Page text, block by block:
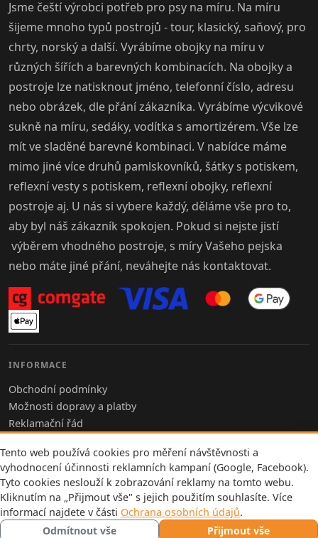
Tento web používá cookies pro měření návštěvnosti a
vyhodnocení účinnosti reklamních kampaní (Google, Facebook).
Tyto cookies neslouží k zobrazování reklamy na tomto webu.
Kliknutím na „Přijmout vše" s jejich použitím souhlasíte. Více
informací najdete v části Ochrana osobních údajů.
Odmítnout vše
Přijmout vše
Jsme čeští výrobci potřeb pro psy na míru. Na míru
šijeme mnoho typů postrojů - tour, klasický, saňový, pro
chrty, norský a další. Vyrábíme obojky na míru v
různých šířích a barevných kombinacích. Na obojky a
postroje lze natisknout jméno, telefonní číslo, adresu
nebo obrázek, dle přání zákazníka. Vyrábíme výcvikové
sukně na míru, sedáky, vodítka s amortizérem. Vše lze
mít ve sladěné barevné kombinaci. V nabídce máme
mimo jiné více druhů pamlskovníků, šátky s potiskem,
reflexní vesty s potiskem, reflexní obojky, reflexní
postroje aj. U nás si vybere každý, děláme vše pro to,
aby byl náš zákazník spokojen. Pokud si nejste jistí
výběrem vhodného postroje, s míry Vašeho pejska
nebo máte jiné přání, neváhejte nás kontaktovat.
INFORMACE
Obchodní podmínky
Možnosti dopravy a platby
Reklamační řád
Nastavení cookies
Napište nám
© 2026 Mutt & Go